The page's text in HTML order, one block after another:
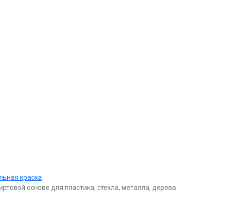
краска
основе для пластика, стекла, металла, дерева